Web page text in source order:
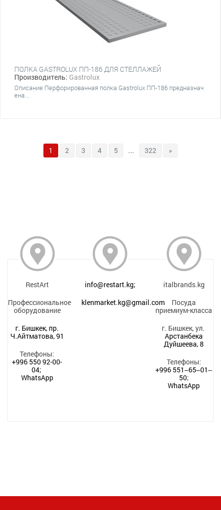
ПОЛКА GASTROLUX ПП-186 ДЛЯ СТЕЛЛАЖЕЙ
Производитель: Gastrolux
Описание Перфорированная полка Gastrolux ПП-186 предназнач
ена...
1 2 3 4 5 ... 322 »
RestArt
Профессиональное
оборудование
г. Бишкек, пр.
Ч.Айтматова, 91
Телефоны:
+996 550 92-00-
04;
WhatsApp
info@restart.kg;
klenmarket.kg@gmail.com
italbrands.kg
Посуда
приемиум-класса
г. Бишкек, ул.
Арстанбека
Дуйшеева, 8
Телефоны:
+996 551‒65‒01‒
50;
WhatsApp